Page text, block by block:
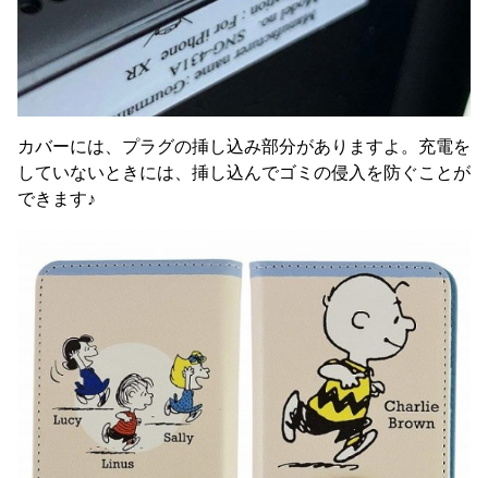
カバーには、プラグの挿し込み部分がありますよ。充電を
していないときには、挿し込んでゴミの侵入を防ぐことが
できます♪